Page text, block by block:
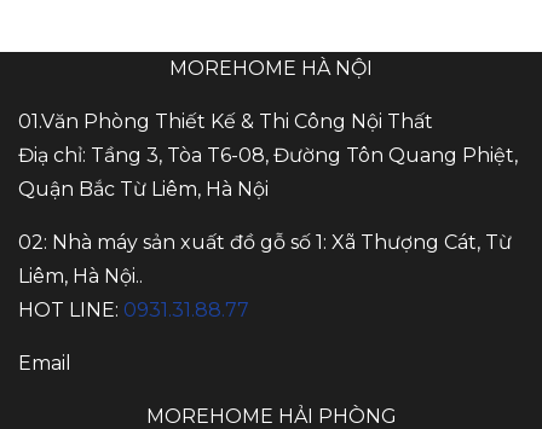
MOREHOME HÀ NỘI
01.Văn Phòng Thiết Kế & Thi Công Nội Thất
Điạ chỉ: Tầng 3, Tòa T6-08, Đường Tôn Quang Phiệt,
Quận Bắc Từ Liêm, Hà Nội
02: Nhà máy sản xuất đồ gỗ số 1: Xã Thượng Cát, Từ
Liêm, Hà Nội..
HOT LINE: 0931.31.88.77
Email
MOREHOME HẢI PHÒNG